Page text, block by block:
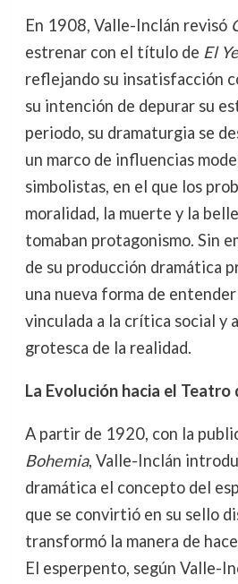
En 1908, Valle-Inclán revisó
estrenar con el título de El
reflejando su insatisfacción
su intención de depurar su
periodo, su dramaturgia se
un marco de influencias
simbolistas, en el que los
moralidad, la muerte y la
tomaban protagonismo. Sin
de su producción dramática
una nueva forma de
vinculada a la crítica social y
grotesca de la realidad.
La Evolución hacia el Teatro
A partir de 1920, con la
Bohemia, Valle-Inclán
dramática el concepto del
que se convirtió en su sello
transformó la manera de
El esperpento, según Valle-